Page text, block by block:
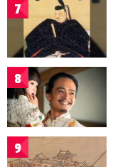
7
8
9